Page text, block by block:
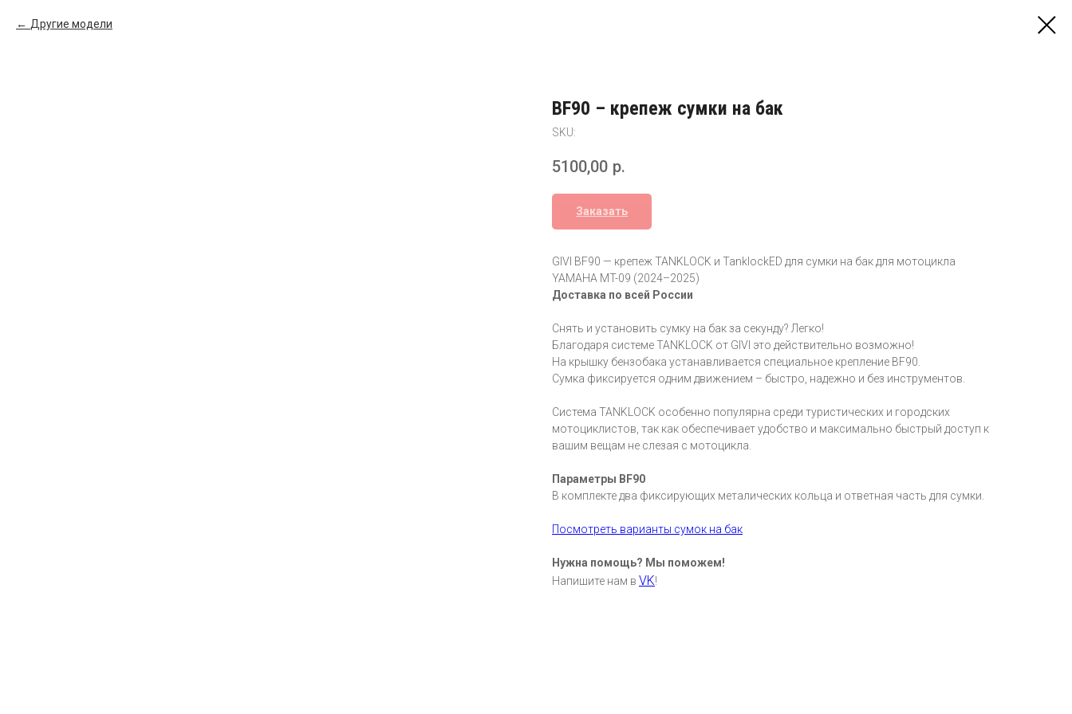
Другие модели
BF90 – крепеж сумки на бак
SKU:
5100,00 р.
Заказать
GIVI BF90 — крепеж TANKLOCK и TanklockED для сумки на бак для мотоцикла
YAMAHA MT-09 (2024–2025)
Доставка по всей России
Снять и установить сумку на бак за секунду? Легко!
Благодаря системе TANKLOCK от GIVI это действительно возможно!
На крышку бензобака устанавливается специальное крепление BF90.
Сумка фиксируется одним движением – быстро, надежно и без инструментов.
Система TANKLOCK особенно популярна среди туристических и городских
мотоциклистов, так как обеспечивает удобство и максимально быстрый доступ к
вашим вещам не слезая с мотоцикла.
Параметры BF90
В комплекте два фиксирующих металических кольца и ответная часть для сумки.
Посмотреть варианты сумок на бак
Нужна помощь? Мы поможем!
Напишите нам в VK!